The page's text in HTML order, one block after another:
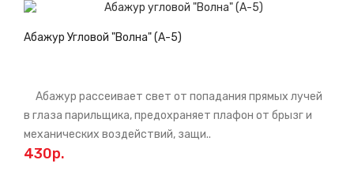
Абажур Угловой "Волна" (А-5)
Абажур рассеивает свет от попадания прямых лучей
в глаза парильщика, предохраняет плафон от брызг и
механических воздействий, защи..
430р.